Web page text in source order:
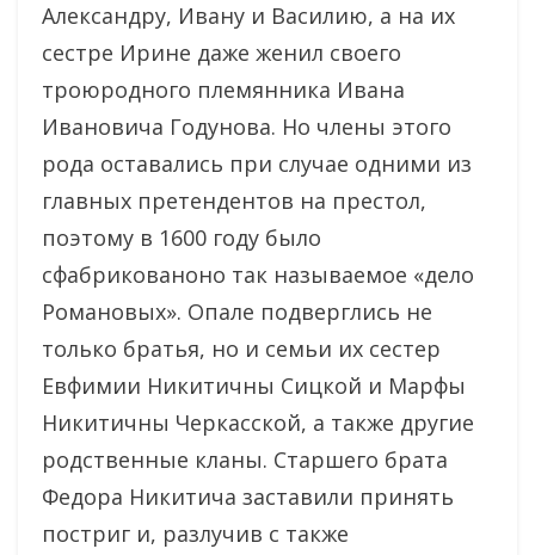
Александру, Ивану и Василию, а на их
сестре Ирине даже женил своего
троюродного племянника Ивана
Ивановича Годунова. Но члены этого
рода оставались при случае одними из
главных претендентов на престол,
поэтому в 1600 году было
сфабрикованоно так называемое «дело
Романовых». Опале подверглись не
только братья, но и семьи их сестер
Евфимии Никитичны Сицкой и Марфы
Никитичны Черкасской, а также другие
родственные кланы. Старшего брата
Федора Никитича заставили принять
постриг и, разлучив с также